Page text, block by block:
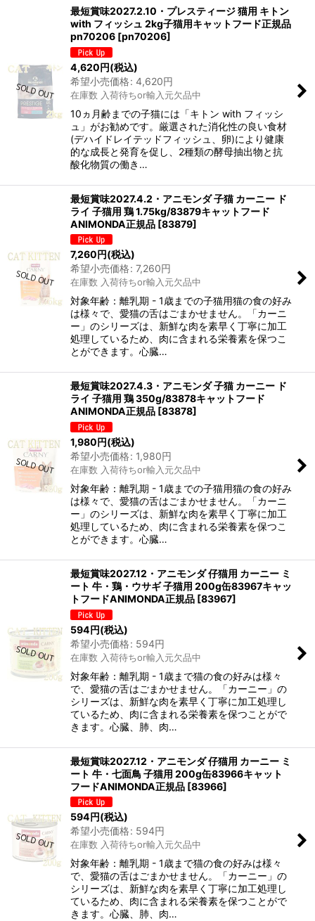
最短賞味2027.2.10・プレスティージ 猫用 キトン
with フィッシュ 2kg子猫用キャットフード正規品
pn70206 [pn70206]
4,620円(税込)
希望小売価格: 4,620円
在庫数 入荷待ちor輸入元欠品中
10ヵ月齢までの子猫には「キトン with フィッシ
ュ」がお勧めです。厳選された消化性の良い食材
(デハイドレイテッドフィッシュ、卵)により健康
的な成長と発育を促し、2種類の酵母抽出物と抗
酸化物質の働き…
最短賞味2027.4.2・アニモンダ 子猫 カーニー ド
ライ 子猫用 鶏 1.75kg/83879キャットフード
ANIMONDA正規品 [83879]
7,260円(税込)
希望小売価格: 7,260円
在庫数 入荷待ちor輸入元欠品中
対象年齢：離乳期 - 1歳までの子猫用猫の食の好み
は様々で、愛猫の舌はごまかせません。「カーニ
ー」のシリーズは、新鮮な肉を素早く丁寧に加工
処理しているため、肉に含まれる栄養素を保つこ
とができます。心臓…
最短賞味2027.4.3・アニモンダ 子猫 カーニー ド
ライ 子猫用 鶏 350g/83878キャットフード
ANIMONDA正規品 [83878]
1,980円(税込)
希望小売価格: 1,980円
在庫数 入荷待ちor輸入元欠品中
対象年齢：離乳期 - 1歳までの子猫用猫の食の好み
は様々で、愛猫の舌はごまかせません。「カーニ
ー」のシリーズは、新鮮な肉を素早く丁寧に加工
処理しているため、肉に含まれる栄養素を保つこ
とができます。心臓…
最短賞味2027.12・アニモンダ 仔猫用 カーニー ミ
ート 牛・鶏・ウサギ 子猫用 200g缶83967キャッ
トフードANIMONDA正規品 [83967]
594円(税込)
希望小売価格: 594円
在庫数 入荷待ちor輸入元欠品中
対象年齢：離乳期 - 1歳まで猫の食の好みは様々
で、愛猫の舌はごまかせません。「カーニー」の
シリーズは、新鮮な肉を素早く丁寧に加工処理し
ているため、肉に含まれる栄養素を保つことがで
きます。心臓、肺、肉…
最短賞味2027.12・アニモンダ 仔猫用 カーニー ミ
ート 牛・七面鳥 子猫用 200g缶83966キャット
フードANIMONDA正規品 [83966]
594円(税込)
希望小売価格: 594円
在庫数 入荷待ちor輸入元欠品中
対象年齢：離乳期 - 1歳まで猫の食の好みは様々
で、愛猫の舌はごまかせません。「カーニー」の
シリーズは、新鮮な肉を素早く丁寧に加工処理し
ているため、肉に含まれる栄養素を保つことがで
きます。心臓、肺、肉…